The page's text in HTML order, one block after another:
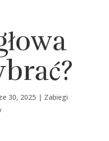
30, 2025 | Zabiegi